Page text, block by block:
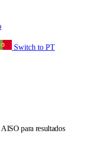
Switch to PT
para resultados